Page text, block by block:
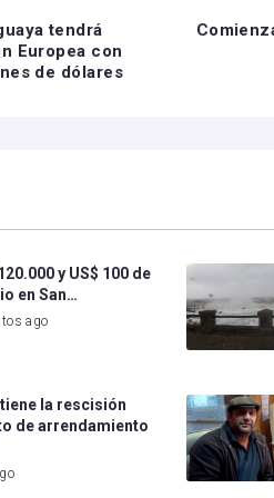
tendrá
Europea con
de dólares
y US$ 100 de
en San…
ago
la rescisión
de arrendamiento